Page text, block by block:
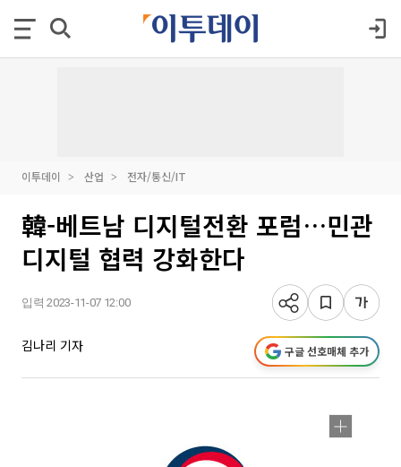
이투데이 산업 전자/통신/IT
韓-베트남 디지털전환 포럼…민관
디지털 협력 강화한다
입력 2023-11-07 12:00
김나리 기자 구글 선호매체 추가